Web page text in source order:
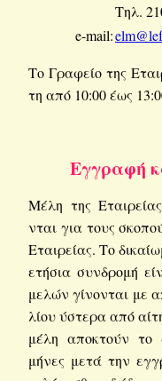
Τηλ.
e-mail:
Το Γρα­φείο της
τη από 10:00 έως
Εγ­γρα­φή
Μέλη της
νται για τους
Εται­ρεί­ας. Το
ετή­σια συν­δρο­μή
μελών γί­νο­νται με
λί­ου ύστε­ρα από
μέλη απο­κτούν το
μήνες μετά την